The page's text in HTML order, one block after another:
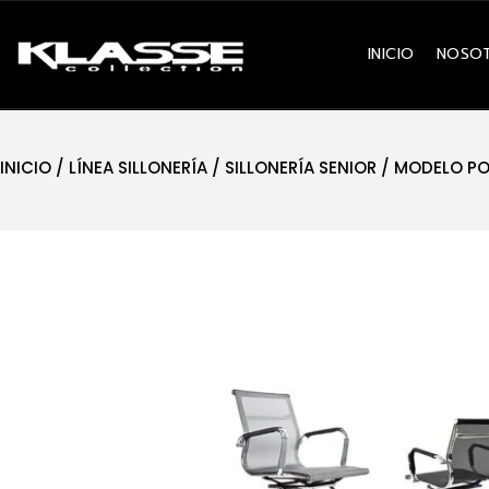
INICIO
INICIO / LÍNEA SILLONERÍA / SILLONERÍA SENIOR / MODELO